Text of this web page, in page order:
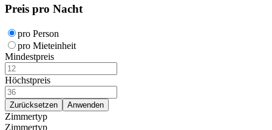
Preis pro Nacht
pro Person
pro Mieteinheit
Mindestpreis
Höchstpreis
Zimmertyp
Zimmertyp